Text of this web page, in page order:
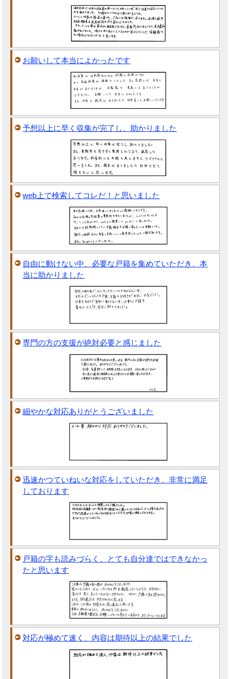
お願いして本当によかったです
予想以上に早く収集が完了し、助かりました
web上で検索してコレだ！と思いました
自由に動けない中、必要な戸籍を集めていただき、本
当に助かりました
専門の方の支援が絶対必要と感じました
細やかな対応ありがとうございました
迅速かつていねいな対応をしていただき、非常に満足
しております
戸籍の字も読みづらく、とても自分達ではできなかっ
たと思います
対応が極めて速く、内容は期待以上の結果でした